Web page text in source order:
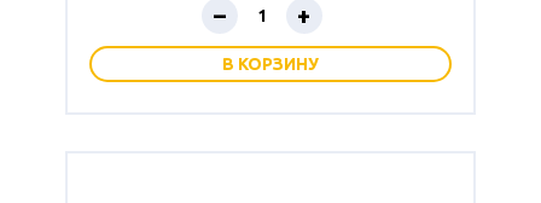
– +
В КОРЗИНУ